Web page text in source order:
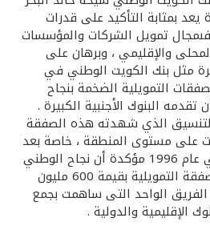
يعد بمثابة التأكيد على قدرات
فىمجال تمويل الشركات والمؤسسات
والإقليمي ، وبرهان على
مثل بنك الكويت الوطني في
التمويلية الضخمة بنجاح
البنوك الأجنبية الكبيرة .
الذي شهدته هذه الصفقة
على مستوى المنطقة ، خاصة بعد
التمويل الأول للشركة في عام 1996 مؤكدة أن نجاح الوطني
وبيتك في قيادة هذه الصفقة التمويلية بقيمة 600 مليون
الواحد التى ساهمت بجمع
الإقليمية والدولية .